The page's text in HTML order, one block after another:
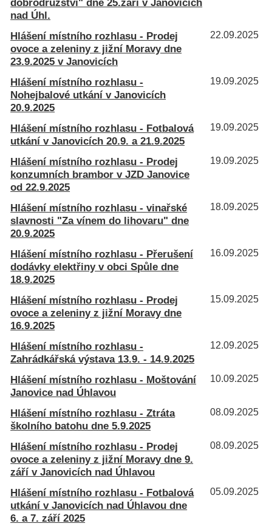
dobrodružství" dne 25.září v Janovicích
nad Úhl.
22.09.2025
Hlášení místního rozhlasu - Prodej
ovoce a zeleniny z jižní Moravy dne
23.9.2025 v Janovicích
19.09.2025
Hlášení místního rozhlasu -
Nohejbalové utkání v Janovicích
20.9.2025
19.09.2025
Hlášení místního rozhlasu - Fotbalová
utkání v Janovicích 20.9. a 21.9.2025
19.09.2025
Hlášení místního rozhlasu - Prodej
konzumních brambor v JZD Janovice
od 22.9.2025
18.09.2025
Hlášení místního rozhlasu - vinařské
slavnosti "Za vínem do lihovaru" dne
20.9.2025
16.09.2025
Hlášení místního rozhlasu - Přerušení
dodávky elektřiny v obci Spůle dne
18.9.2025
15.09.2025
Hlášení místního rozhlasu - Prodej
ovoce a zeleniny z jižní Moravy dne
16.9.2025
12.09.2025
Hlášení místního rozhlasu -
Zahrádkářská výstava 13.9. - 14.9.2025
10.09.2025
Hlášení místního rozhlasu - Moštování
Janovice nad Úhlavou
08.09.2025
Hlášení místního rozhlasu - Ztráta
školního batohu dne 5.9.2025
08.09.2025
Hlášení místního rozhlasu - Prodej
ovoce a zeleniny z jižní Moravy dne 9.
září v Janovicích nad Úhlavou
05.09.2025
Hlášení místního rozhlasu - Fotbalová
utkání v Janovicích nad Úhlavou dne
6. a 7. září 2025